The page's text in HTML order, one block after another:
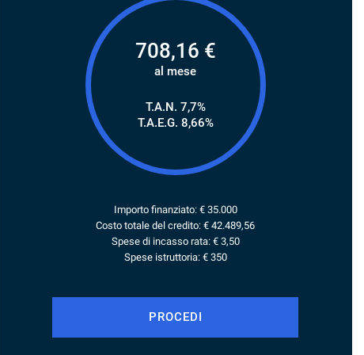
708,16 €
al mese
T.A.N. 7,7%
T.A.E.G. 8,66%
Importo finanziato: € 35.000
Costo totale del credito: €42.489,56
Spese di incasso rata: € 3,50
Spese istruttoria: € 350
PROCEDI